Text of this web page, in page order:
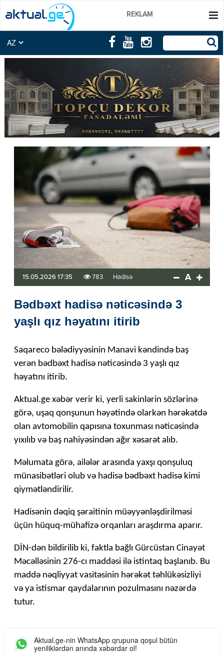
REKLAM
15.05.2026 17:35 783 Hadisə A
Bədbəxt hadisə nəticəsində 3
yaşlı qız həyatını itirib
Saqareco bələdiyyəsinin Manavi kəndində baş
verən bədbəxt hadisə nəticəsində 3 yaşlı qız
həyatını itirib.
Aktual.ge xəbər verir ki, yerli sakinlərin sözlərinə
görə, uşaq qonşunun həyətində olarkən hərəkətdə
olan avtomobilin qapısına toxunması nəticəsində
yıxılıb və baş nahiyəsindən ağır xəsarət alıb.
Məlumata görə, ailələr arasında yaxşı qonşuluq
münasibətləri olub və hadisə bədbəxt hadisə kimi
qiymətləndirilir.
Hadisənin dəqiq şəraitinin müəyyənləşdirilməsi
üçün hüquq-mühafizə orqanları araşdırma aparır.
DİN-dən bildirilib ki, faktla bağlı Gürcüstan Cinayət
Məcəlləsinin 276-cı maddəsi ilə istintaq başlanıb. Bu
maddə nəqliyyat vasitəsinin hərəkət təhlükəsizliyi
və ya istismar qaydalarının pozulmasını nəzərdə
tutur.
Aktual.ge-nin WhatsApp qrupuna qoşul bütün
yeniliklərdən anında xəbərdar ol!